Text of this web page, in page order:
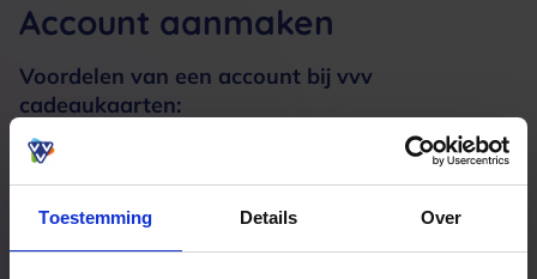
Toestemming Details Over
Account aanmaken
Voordelen van een account bij vvv
cadeaukaarten:
Meerdere adressen registreren
Een bestelling volgen